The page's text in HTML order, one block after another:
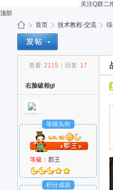
关注Q群二
顶部
M
首页
›
技术教程-交流
查看: 2115 回复: 17
右脸破相gl
等级头衔
等級：郡王
积分成就